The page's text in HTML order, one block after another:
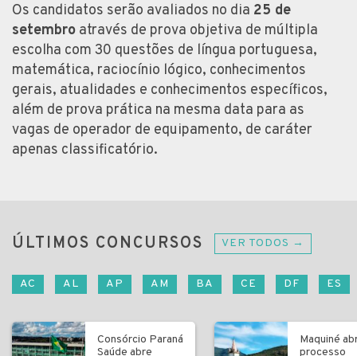
Os candidatos serão avaliados no dia 25 de
setembro através de prova objetiva de múltipla
escolha com 30 questões de língua portuguesa,
matemática, raciocínio lógico, conhecimentos
gerais, atualidades e conhecimentos específicos,
além de prova prática na mesma data para as
vagas de operador de equipamento, de caráter
apenas classificatório.
ÚLTIMOS CONCURSOS VER TODOS →
AC AL AP AM BA CE DF ES
Consórcio Paraná
Saúde abre
Maquiné
processo